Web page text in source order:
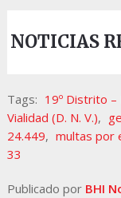
NOTICIAS
Tags: 19º Distrito –
Vialidad (D. N. V.),
24.449, multas por
33
Publicado por BHI